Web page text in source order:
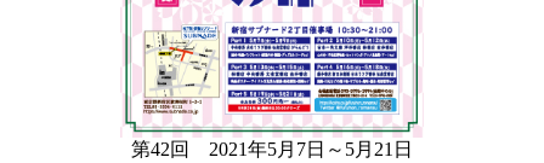
第42回 2021年5月7日～5月21日